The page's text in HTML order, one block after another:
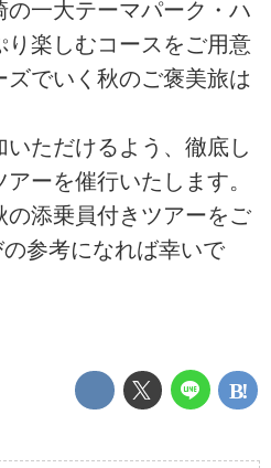
一大テーマパーク・ハ
り楽しむコースをご用意
ズでいく秋のご褒美旅は
ただけるよう、徹底し
ーを催行いたします。
添乗員付きツアーをご
参考になれば幸いで